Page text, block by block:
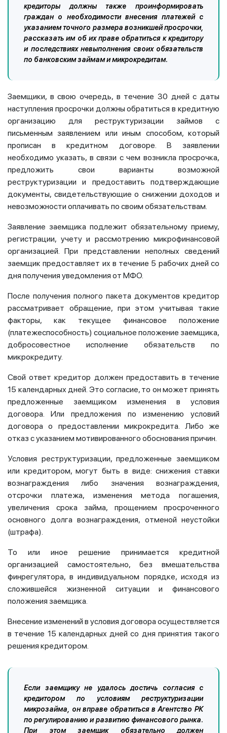
кредиторы должны также проинформировать
граждан о необходимости внесения платежей с
указанием точного размера возникшей просрочки,
рассказать им об их праве обратиться к кредитору
и последствиях невыполнения своих обязательств
по банковским займам и микрокредитам.
Заемщики, в свою очередь, в течение 30 дней с даты
наступления просрочки должны обратиться в кредитную
организацию для реструктуризации займов с
письменным заявлением или иным способом, который
прописан в кредитном договоре. В заявлении
необходимо указать, в связи с чем возникла просрочка,
предложить свои варианты возможной
реструктуризации и предоставить подтверждающие
документы, свидетельствующие о снижении доходов и
невозможности оплачивать по своим обязательствам.
Заявление заемщика подлежит обязательному приему,
регистрации, учету и рассмотрению микрофинансовой
организацией. При представлении неполных сведений
заемщик предоставляет их в течение 5 рабочих дней со
дня получения уведомления от МФО.
После получения полного пакета документов кредитор
рассматривает обращение, при этом учитывая такие
факторы, как текущее финансовое положение
(платежеспособность) социальное положение заемщика,
добросовестное исполнение обязательств по
микрокредиту.
Свой ответ кредитор должен предоставить в течение
15 календарных дней. Это согласие, то он может принять
предложенные заемщиком изменения в условия
договора. Или предложения по изменению условий
договора о предоставлении микрокредита. Либо же
отказ с указанием мотивированного обоснования причин.
Условия реструктуризации, предложенные заемщиком
или кредитором, могут быть в виде: снижения ставки
вознаграждения либо значения вознаграждения,
отсрочки платежа, изменения метода погашения,
увеличения срока займа, прощением просроченного
основного долга вознаграждения, отменой неустойки
(штрафа).
То или иное решение принимается кредитной
организацией самостоятельно, без вмешательства
финрегулятора, в индивидуальном порядке, исходя из
сложившейся жизненной ситуации и финансового
положения заемщика.
Внесение изменений в условия договора осуществляется
в течение 15 календарных дней со дня принятия такого
решения кредитором.
Если заемщику не удалось достичь согласия с
кредитором по условиям реструктуризации
микрозайма, он вправе обратиться в Агентство РК
по регулированию и развитию финансового рынка.
При этом заемщик обязательно должен